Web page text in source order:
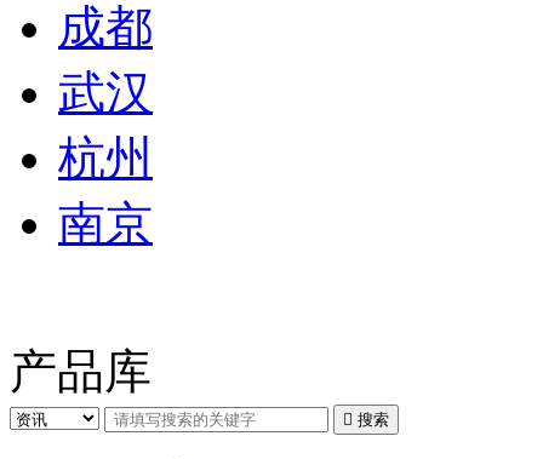
成都
武汉
杭州
南京
产品库
 搜索